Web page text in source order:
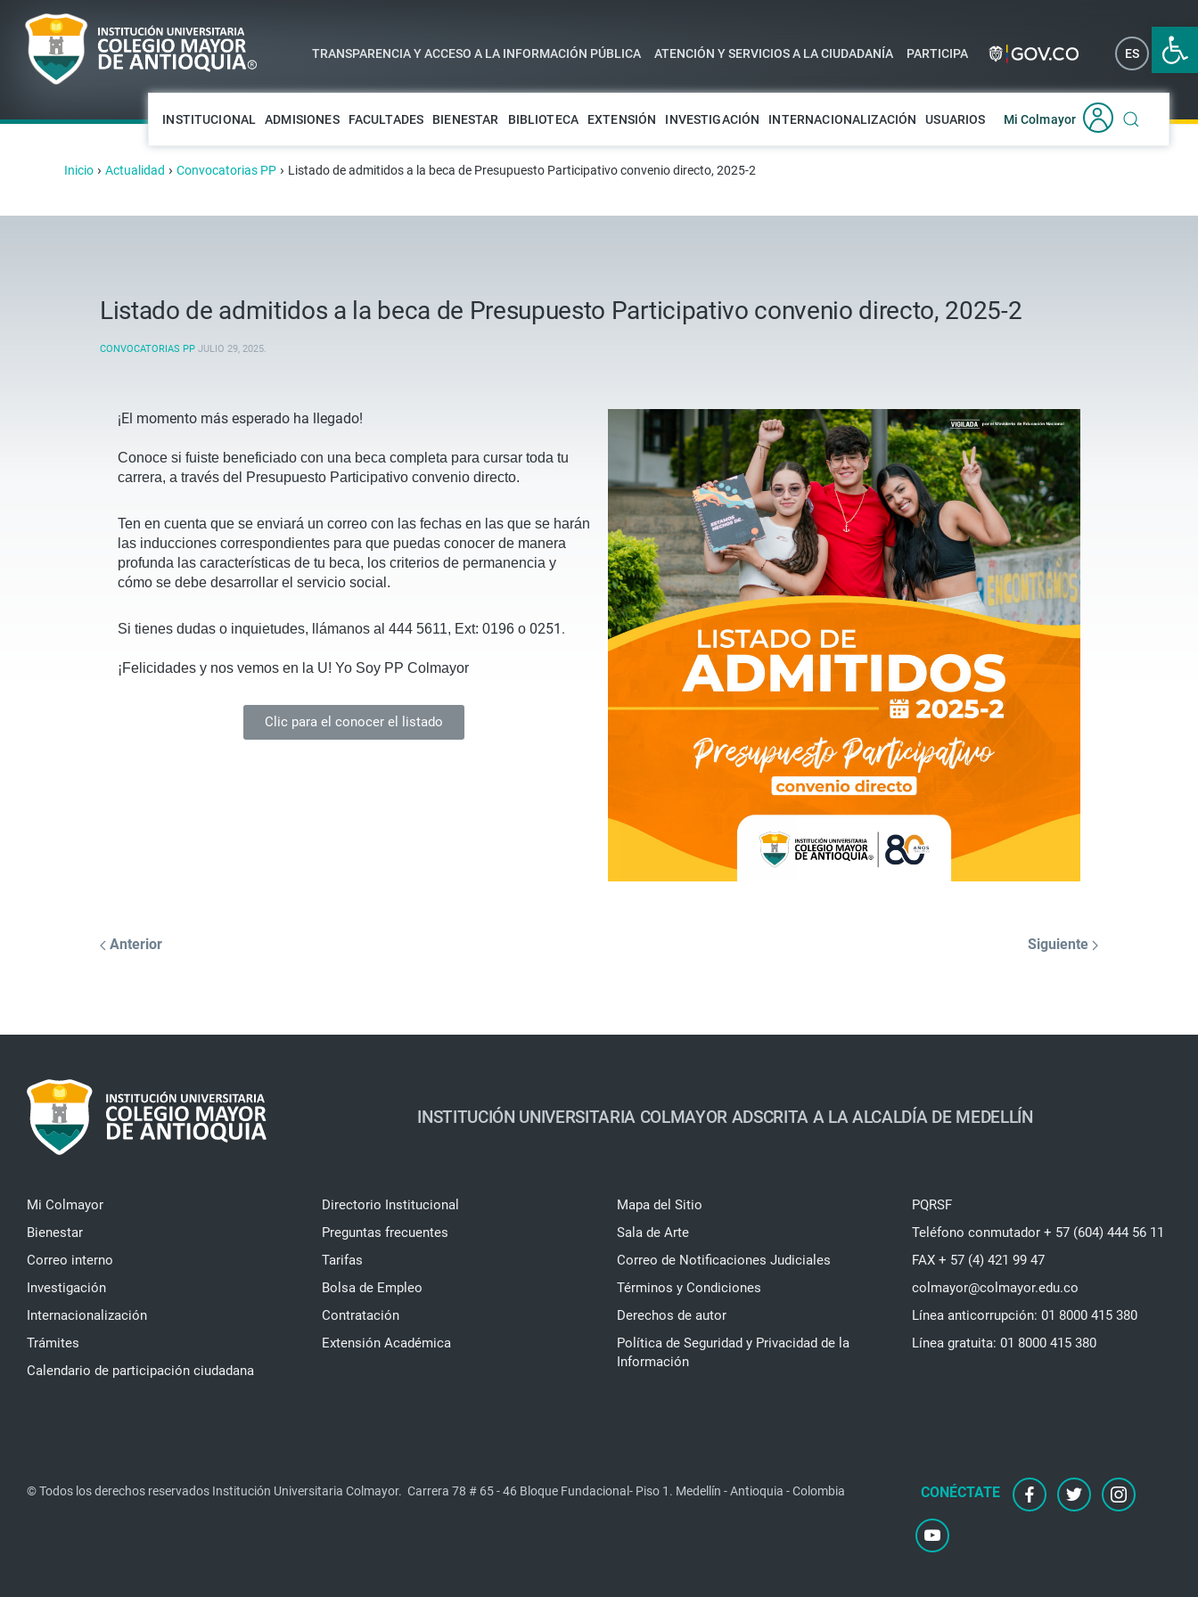
Abrir
TRANSPARENCIA Y ACCESO A LA INFORMACIÓN PÚBLICA ATENCIÓN Y SERVICIOS A LA CIUDADANÍA PARTICIPA ES EN
INSTITUCIONAL ADMISIONES FACULTADES BIENESTAR BIBLIOTECA EXTENSIÓN INVESTIGACIÓN INTERNACIONALIZACIÓN USUARIOS Mi Colmayor
Inicio › Actualidad › Convocatorias PP › Listado de admitidos a la beca de Presupuesto Participativo convenio directo, 2025-2
Listado de admitidos a la beca de Presupuesto Participativo convenio directo, 2025-2
CONVOCATORIAS PP JULIO 29, 2025.
¡El momento más esperado ha llegado!
Conoce si fuiste beneficiado con una beca completa para cursar toda tu
carrera, a través del Presupuesto Participativo convenio directo.
Ten en cuenta que se enviará un correo con las fechas en las que se harán
las inducciones correspondientes para que puedas conocer de manera
profunda las características de tu beca, los criterios de permanencia y
cómo se debe desarrollar el servicio social.
Si tienes dudas o inquietudes, llámanos al 444 5611, Ext: 0196 o 0251.
¡Felicidades y nos vemos en la U! Yo Soy PP Colmayor
Clic para el conocer el listado
Anterior Siguiente
INSTITUCIÓN UNIVERSITARIA COLMAYOR ADSCRITA A LA ALCALDÍA DE MEDELLÍN
Mi Colmayor
Bienestar
Correo interno
Investigación
Internacionalización
Trámites
Calendario de participación ciudadana
Directorio Institucional
Preguntas frecuentes
Tarifas
Bolsa de Empleo
Contratación
Extensión Académica
Mapa del Sitio
Sala de Arte
Correo de Notificaciones Judiciales
Términos y Condiciones
Derechos de autor
Política de Seguridad y Privacidad de la
Información
PQRSF
Teléfono conmutador + 57 (604) 444 56 11
FAX + 57 (4) 421 99 47
colmayor@colmayor.edu.co
Línea anticorrupción: 01 8000 415 380
Línea gratuita: 01 8000 415 380
© Todos los derechos reservados Institución Universitaria Colmayor. Carrera 78 # 65 - 46 Bloque Fundacional- Piso 1. Medellín - Antioquia - Colombia